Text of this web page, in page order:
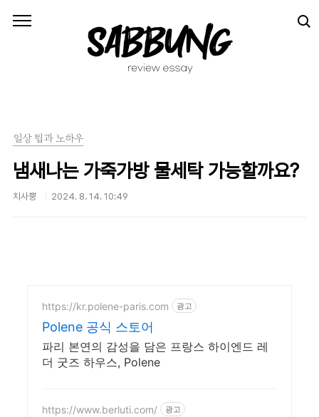
일상 팁과 노하우
냄새나는 가죽가방 물세탁 가능할까요?
치사뿡 2024. 8. 14. 10:49
https://kr.polene-paris.com 광고
Polene 공식 스토어
파리 본연의 감성을 담은 프랑스 하이엔드 레
더 굿즈 하우스, Polene
https://www.berluti.com/ 광고